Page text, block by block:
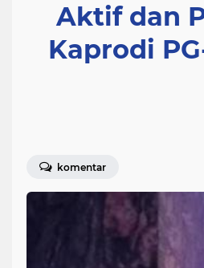
Aktif dan
Kaprodi
komentar